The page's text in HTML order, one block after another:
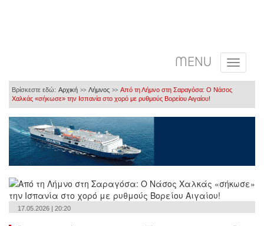
MENU
Βρίσκεστε εδώ: Αρχική >> Λήμνος >> Από τη Λήμνο στη Σαραγόσα: Ο Νάσος
Χαλκάς «σήκωσε» την Ισπανία στο χορό με ρυθμούς Βορείου Αιγαίου!
17.05.2026 | 20:20